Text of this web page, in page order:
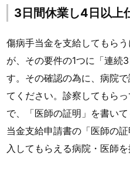
3日間休業し4日以上
傷病手当金を支給してもら
が、その要件の1つに「連続
す。その確認の為に、病院
てください。診察してもら
で、「医師の証明」を書い
当金支給申請書の「医師の
入してもらえる病院・医師を